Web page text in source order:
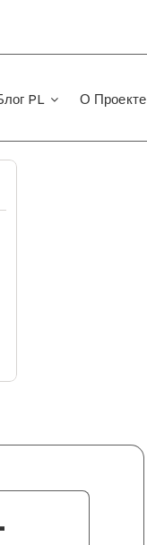
PL О Проекте